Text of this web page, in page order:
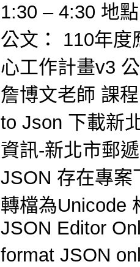
1:30 – 4:30 地
公文： 110年度
心工作計畫v3
詹博文老師 課
to Json 下載新
資訊-新北市郵
JSON 存在專案
轉檔為Unicode
JSON Editor
format JSON